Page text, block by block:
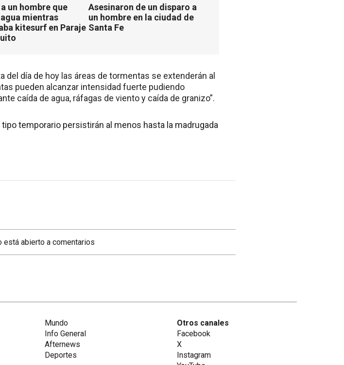
un hombre que
mientras
kitesurf en Paraje
Asesinaron de un disparo a
un hombre en la ciudad de
Santa Fe
del día de hoy las áreas de tormentas se extenderán al
pueden alcanzar intensidad fuerte pudiendo
caída de agua, ráfagas de viento y caída de granizo”.
temporario persistirán al menos hasta la madrugada
está abierto a comentarios
Mundo
Info General
Afternews
Deportes
Otros canales
Facebook
X
Instagram